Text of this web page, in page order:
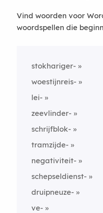
Vind woorden voor
woordspellen die
stokhariger-
woestijnreis-
lei-
zeevlinder-
schrijfblok-
tramzijde-
negativiteit-
schepseldienst-
druipneuze-
ve-